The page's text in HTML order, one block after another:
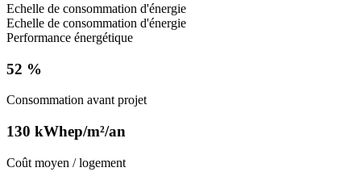
Echelle de consommation d'énergie
Echelle de consommation d'énergie
Performance énergétique
52 %
Consommation avant projet
130 kWhep/m²/an
Coût moyen / logement